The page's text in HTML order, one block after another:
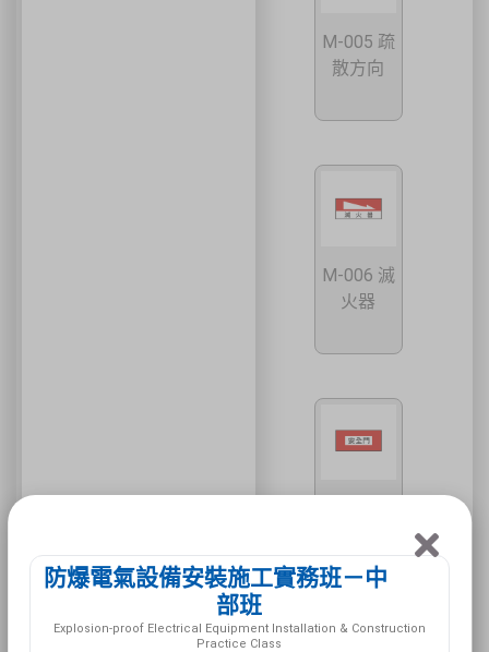
M-005 疏
散方向
M-006 滅
火器
防爆電氣設備安裝施工實務班－中
部班
Explosion-proof Electrical Equipment Installation & Construction
Practice Class